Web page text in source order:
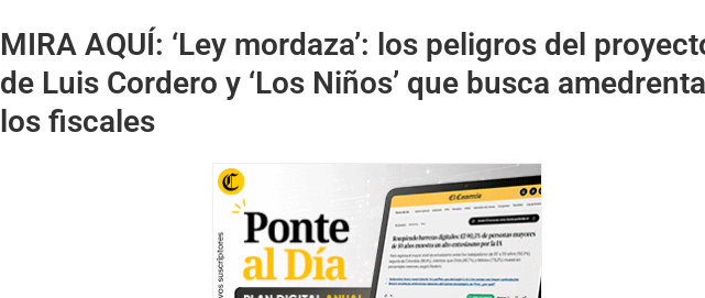
MIRA AQUÍ: ‘Ley mordaza’: los peligros del
de Luis Cordero y ‘Los Niños’ que busca
los fiscales